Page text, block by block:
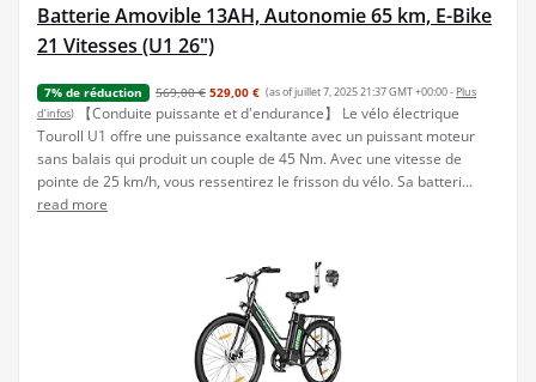
Batterie Amovible 13AH, Autonomie 65 km, E-Bike
21 Vitesses (U1 26")
7% de réduction 569,00 € 529,00 € (as of juillet 7, 2025 21:37 GMT +00:00 - Plus
d’infos)
【Conduite puissante et d'endurance】 Le vélo électrique
Touroll U1 offre une puissance exaltante avec un puissant moteur
sans balais qui produit un couple de 45 Nm. Avec une vitesse de
pointe de 25 km/h, vous ressentirez le frisson du vélo. Sa batteri...
read more